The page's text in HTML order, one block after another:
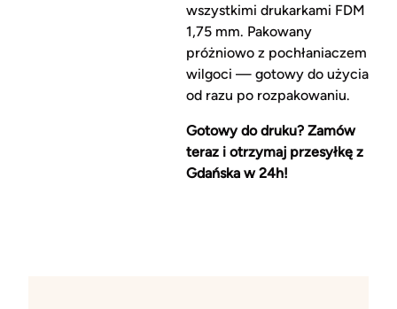
wszystkimi drukarkami FDM
1,75 mm. Pakowany
próżniowo z pochłaniaczem
wilgoci — gotowy do użycia
od razu po rozpakowaniu.
Gotowy do druku? Zamów
teraz i otrzymaj przesyłkę z
Gdańska w 24h!